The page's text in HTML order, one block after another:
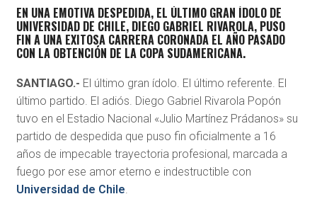
EN UNA EMOTIVA DESPEDIDA, EL ÚLTIMO GRAN ÍDOLO DE
UNIVERSIDAD DE CHILE, DIEGO GABRIEL RIVAROLA, PUSO
FIN A UNA EXITOSA CARRERA CORONADA EL AÑO PASADO
CON LA OBTENCIÓN DE LA COPA SUDAMERICANA.
SANTIAGO.- El último gran ídolo. El último referente. El
último partido. El adiós. Diego Gabriel Rivarola Popón
tuvo en el Estadio Nacional «Julio Martínez Prádanos» su
partido de despedida que puso fin oficialmente a 16
años de impecable trayectoria profesional, marcada a
fuego por ese amor eterno e indestructible con
Universidad de Chile.